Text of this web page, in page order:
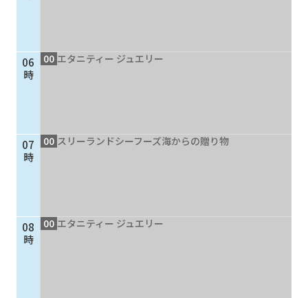
ご加入お申し込み・資
個人情報保護に関する基
本方針
06
時
07
時
08
時
00 エタニティー ジュエリー
00 スリーランドシーフーズ海からの贈り物
00 エタニティー ジュエリー